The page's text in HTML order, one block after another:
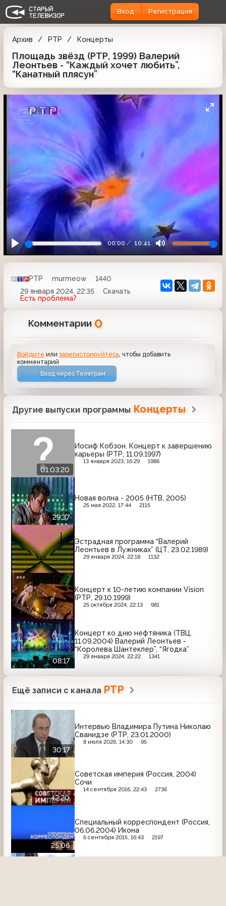
Вход Регистрация
Архив РТР Концерты
Площадь звёзд (РТР, 1999) Валерий
Леонтьев - “Каждый хочет любить”,
“Канатный плясун”
00:00 10:41
РТР murmeow
1440
29 января 2024, 22:35
Скачать
Есть проблема?
Комментарии 0
Войдите илизарегистрируйтесь , чтобы добавить
комментарий
Вход через Телеграм
Другие выпуски программы Концерты
01:03:20
Иосиф Кобзон. Концерт к завершению
карьеры (РТР, 11.09.1997)
13 января 2023, 16:29 1986
29:37
Новая волна - 2005 (НТВ, 2005)
25 мая 2022, 17:44 2115
Эстрадная программа “Валерий
Леонтьев в Лужниках” (ЦТ, 23.02.1989)
29 января 2024, 22:18 1132
Концерт к 10-летию компании Vision
(РТР, 29.10.1999)
25 октября 2024, 22:13 981
08:17
Концерт ко дню нефтяника (ТВЦ,
11.09.2004) Валерий Леонтьев -
“Королева Шантеклер”, “Ягодка”
29 января 2024, 22:22 1341
Ещё записи с канала РТР
30:17
Интервью Владимира Путина Николаю
Сванидзе (РТР, 23.01.2000)
8 июля 2026, 14:30 95
42:20
Советская империя (Россия, 2004)
Сочи
14 сентября 2016, 22:43 2736
25:06
Специальный корреспондент (Россия,
06.06.2004) Икона
6 сентября 2015, 16:43 2197